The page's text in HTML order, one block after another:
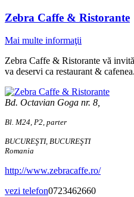
Zebra Caffe & Ristorante
Mai multe informaţii
Zebra Caffe & Ristorante vă
va deservi ca restaurant & cafenea.
Bd. Octavian Goga nr. 8,
Bl. M24, P2, parter
BUCUREŞTI, BUCUREŞTI
Romania
http://www.zebracaffe.ro/
vezi telefon0723462660